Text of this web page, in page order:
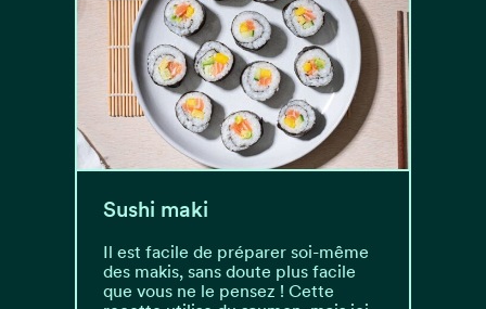
Sushi maki
Il est facile de préparer soi-même
des makis, sans doute plus facile
que vous ne le pensez ! Cette